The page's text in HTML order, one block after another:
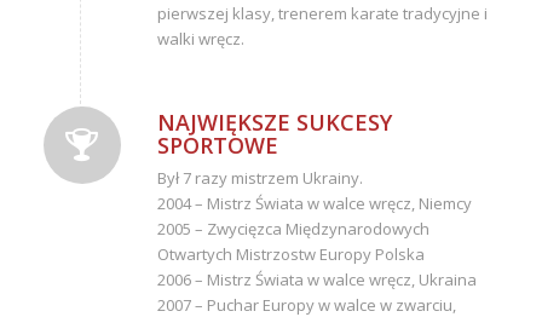
pierwszej klasy, trenerem karate tradycyjne i
walki wręcz.
NAJWIĘKSZE SUKCESY
SPORTOWE
Był 7 razy mistrzem Ukrainy.
2004 – Mistrz Świata w walce wręcz, Niemcy
2005 – Zwycięzca Międzynarodowych
Otwartych Mistrzostw Europy Polska
2006 – Mistrz Świata w walce wręcz, Ukraina
2007 – Puchar Europy w walce w zwarciu,